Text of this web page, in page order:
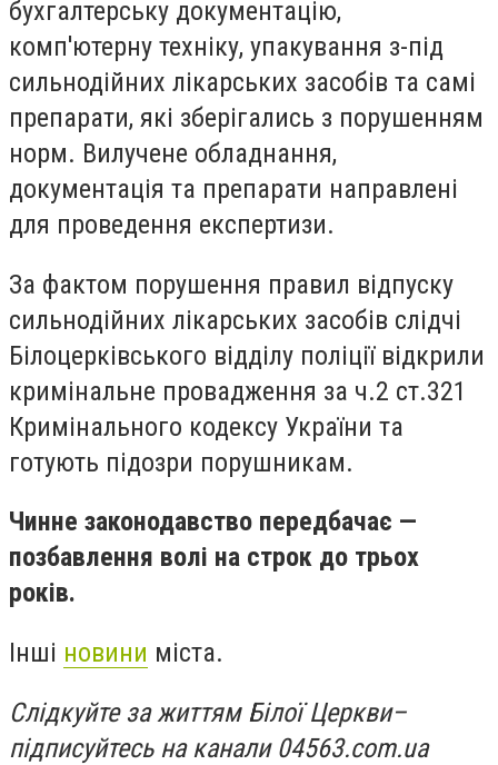
бухгалтерську документацію,
комп'ютерну техніку, упакування з-під
сильнодійних лікарських засобів та самі
препарати, які зберігались з порушенням
норм. Вилучене обладнання,
документація та препарати направлені
для проведення експертизи.
За фактом порушення правил відпуску
сильнодійних лікарських засобів слідчі
Білоцерківського відділу поліції відкрили
кримінальне провадження за ч.2 ст.321
Кримінального кодексу України та
готують підозри порушникам.
Чинне законодавство передбачає —
позбавлення волі на строк до трьох
років.
Інші новини міста.
Слідкуйте за життям Білої Церкви–
підписуйтесь на канали 04563.com.ua